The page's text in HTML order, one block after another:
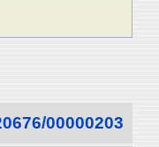
00000203